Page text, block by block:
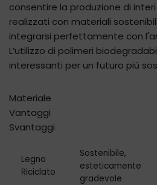
consentire la produzione di
realizzati con materiali
integrarsi perfettamente con
L’utilizzo di polimeri
interessanti per un futuro più
Materiale
Vantaggi
Svantaggi
Legno
Riciclato
Sostenibile,
esteticamente
gradevole